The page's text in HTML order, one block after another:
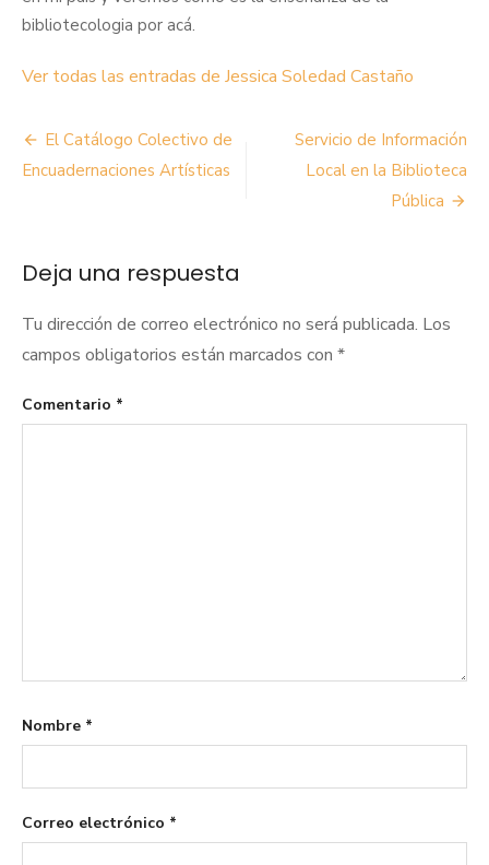
bibliotecologia por acá.
Ver todas las entradas de Jessica Soledad Castaño
Navegación
de
El Catálogo Colectivo de
Encuadernaciones Artísticas
Servicio de Información
Local en la Biblioteca
Pública
Deja una respuesta
Tu dirección de correo electrónico no será publicada. Los
campos obligatorios están marcados con *
Comentario *
Nombre *
Correo electrónico *